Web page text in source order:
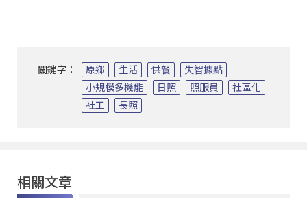
關鍵字： 原鄉 生活 供餐
失智據點
小規模多機能
日照 照服員
社區化
社工
長照
相關文章